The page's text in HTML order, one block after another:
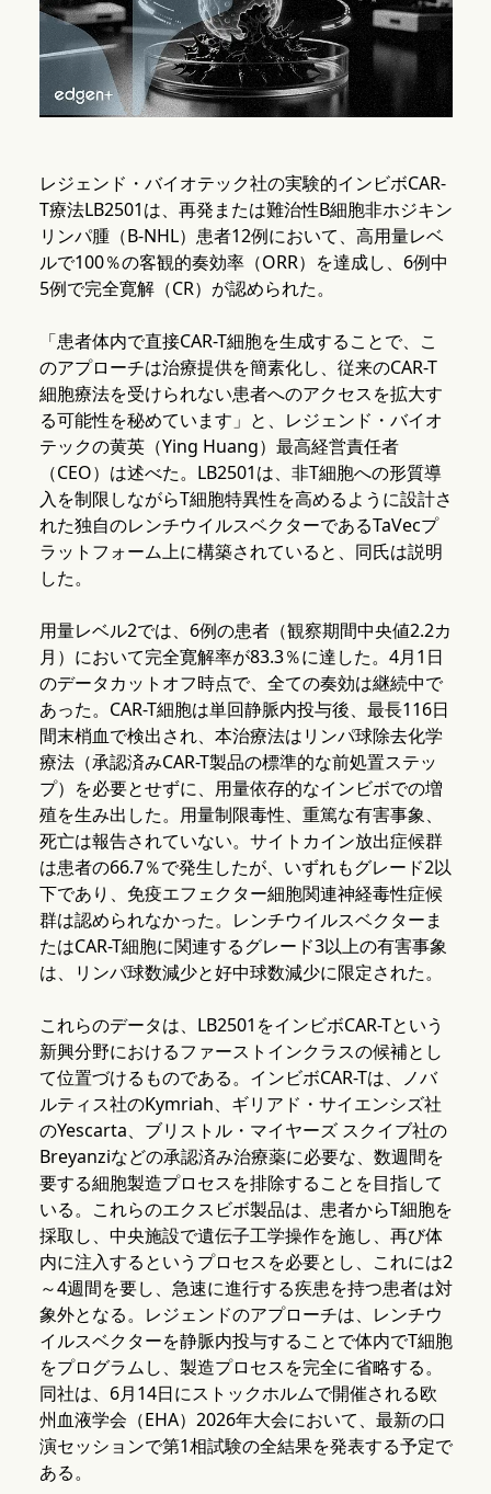
レジェンド・バイオテック社の実験的インビボCAR-
T療法LB2501は、再発または難治性B細胞非ホジキン
リンパ腫（B-NHL）患者12例において、高用量レベ
ルで100％の客観的奏効率（ORR）を達成し、6例中
5例で完全寛解（CR）が認められた。
「患者体内で直接CAR-T細胞を生成することで、こ
のアプローチは治療提供を簡素化し、従来のCAR-T
細胞療法を受けられない患者へのアクセスを拡大す
る可能性を秘めています」と、レジェンド・バイオ
テックの黄英（Ying Huang）最高経営責任者
（CEO）は述べた。LB2501は、非T細胞への形質導
入を制限しながらT細胞特異性を高めるように設計さ
れた独自のレンチウイルスベクターであるTaVecプ
ラットフォーム上に構築されていると、同氏は説明
した。
用量レベル2では、6例の患者（観察期間中央値2.2カ
月）において完全寛解率が83.3％に達した。4月1日
のデータカットオフ時点で、全ての奏効は継続中で
あった。CAR-T細胞は単回静脈内投与後、最長116日
間末梢血で検出され、本治療法はリンパ球除去化学
療法（承認済みCAR-T製品の標準的な前処置ステッ
プ）を必要とせずに、用量依存的なインビボでの増
殖を生み出した。用量制限毒性、重篤な有害事象、
死亡は報告されていない。サイトカイン放出症候群
は患者の66.7％で発生したが、いずれもグレード2以
下であり、免疫エフェクター細胞関連神経毒性症候
群は認められなかった。レンチウイルスベクターま
たはCAR-T細胞に関連するグレード3以上の有害事象
は、リンパ球数減少と好中球数減少に限定された。
これらのデータは、LB2501をインビボCAR-Tという
新興分野におけるファーストインクラスの候補とし
て位置づけるものである。インビボCAR-Tは、ノバ
ルティス社のKymriah、ギリアド・サイエンシズ社
のYescarta、ブリストル・マイヤーズ スクイブ社の
Breyanziなどの承認済み治療薬に必要な、数週間を
要する細胞製造プロセスを排除することを目指して
いる。これらのエクスビボ製品は、患者からT細胞を
採取し、中央施設で遺伝子工学操作を施し、再び体
内に注入するというプロセスを必要とし、これには2
～4週間を要し、急速に進行する疾患を持つ患者は対
象外となる。レジェンドのアプローチは、レンチウ
イルスベクターを静脈内投与することで体内でT細胞
をプログラムし、製造プロセスを完全に省略する。
同社は、6月14日にストックホルムで開催される欧
州血液学会（EHA）2026年大会において、最新の口
演セッションで第1相試験の全結果を発表する予定で
ある。